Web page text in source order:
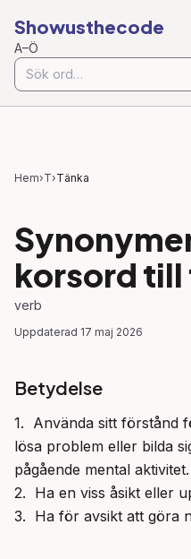
Showusthecode
A–Ö
Hem›T›Tänka
korsord till
verb
Uppdaterad 17 maj 2026
Betydelse
1.  Använda sitt förstånd
lösa problem eller bilda
pågående mental aktivitet.
2.  Ha en viss åsikt eller
3.  Ha för avsikt att göra